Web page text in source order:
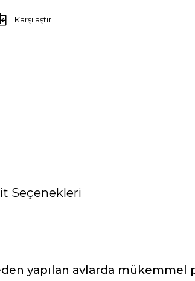
Karşılaştır
Seçenekleri
yapılan avlarda